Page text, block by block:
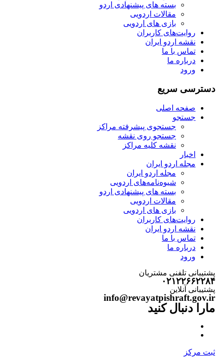
بسته های پیشنهادی اردو
مقالات اردویی
بازی های اردویی
روایت‌های کاربران
نقشه اردو ایران
تماس با ما
درباره ما
ورود
دسترسی سریع
صفحه اصلی
جستجو
جستجوی پیشرفته مراکز
جستجو روی نقشه
نقشه کلیه مراکز
اخبار
مجله اردو ایران
مجله اردو ایران
شیوه‌نامه‌های اردویی
بسته های پیشنهادی اردو
مقالات اردویی
بازی های اردویی
روایت‌های کاربران
نقشه اردو ایران
تماس با ما
درباره ما
ورود
پشتیبانی تلفنی مشتریان
۰۲۱۲۲۶۶۲۲۸۴
پشتیبانی آنلاین
info@revayatpishraft.gov.ir
مارا دنبال کنید
ثبت مرکز